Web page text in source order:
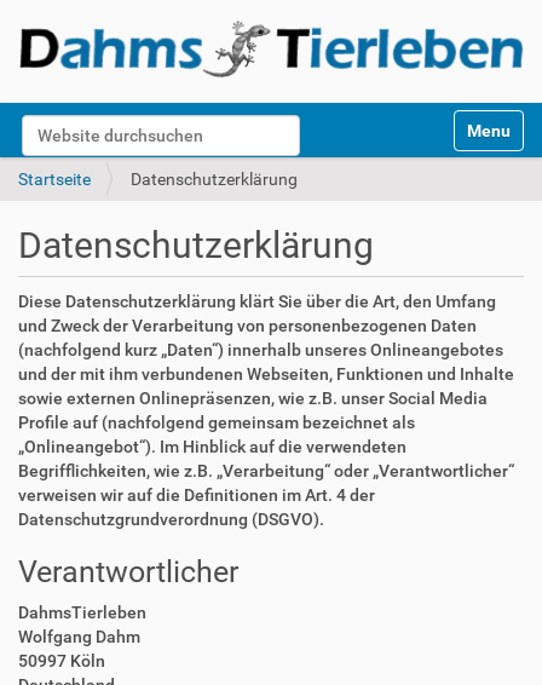
Website durchsuchen
k
Toggle
Startseite Datenschutzerklärung
Datenschutzerklärung
Diese Datenschutzerklärung klärt Sie über die Art, den Umfang
und Zweck der Verarbeitung von personenbezogenen Daten
(nachfolgend kurz „Daten“) innerhalb unseres Onlineangebotes
und der mit ihm verbundenen Webseiten, Funktionen und Inhalte
sowie externen Onlinepräsenzen, wie z.B. unser Social Media
Profile auf (nachfolgend gemeinsam bezeichnet als
„Onlineangebot“). Im Hinblick auf die verwendeten
Begrifflichkeiten, wie z.B. „Verarbeitung“ oder „Verantwortlicher“
verweisen wir auf die Definitionen im Art. 4 der
Datenschutzgrundverordnung (DSGVO).
Verantwortlicher
DahmsTierleben
Wolfgang Dahm
50997 Köln